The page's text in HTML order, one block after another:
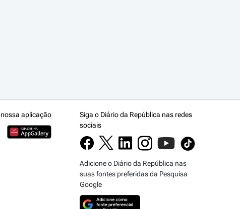
aplicação
Siga o Diário da República nas redes
sociais
Adicione o Diário da República nas
suas fontes preferidas da Pesquisa
Google